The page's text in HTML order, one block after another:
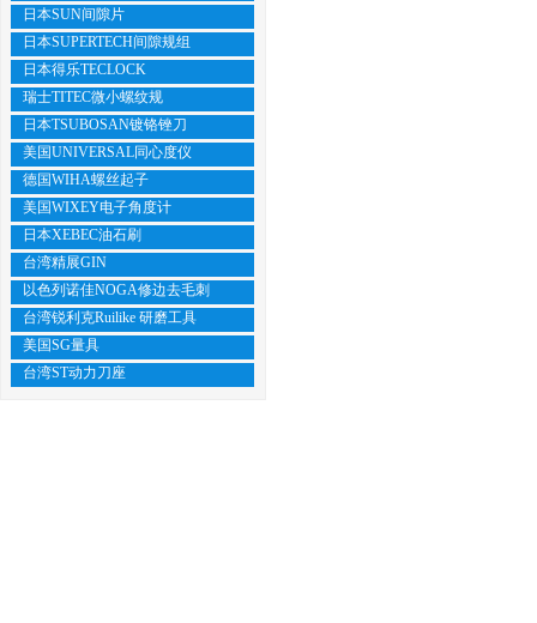
日本SUN间隙片
日本SUPERTECH间隙规组
日本得乐TECLOCK
瑞士TITEC微小螺纹规
日本TSUBOSAN镀铬锉刀
美国UNIVERSAL同心度仪
德国WIHA螺丝起子
美国WIXEY电子角度计
日本XEBEC油石刷
台湾精展GIN
以色列诺佳NOGA修边去毛刺
台湾锐利克Ruilike 研磨工具
美国SG量具
台湾ST动力刀座